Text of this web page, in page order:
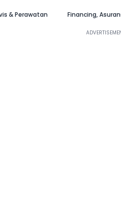
& Perawatan Financing,